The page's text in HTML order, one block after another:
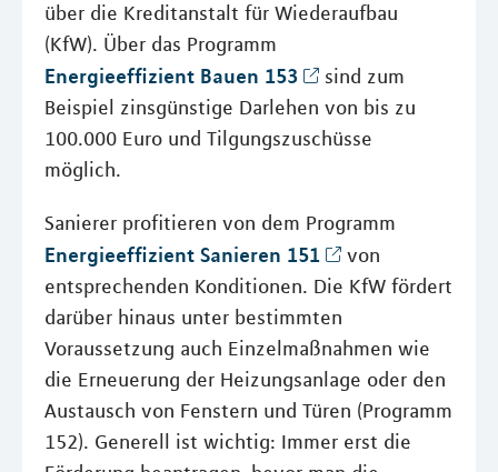
über die Kreditanstalt für Wiederaufbau
(KfW). Über das Programm
Energieeffizient Bauen 153
sind zum
Beispiel zinsgünstige Darlehen von bis zu
100.000 Euro und Tilgungszuschüsse
möglich.
Sanierer profitieren von dem Programm
Energieeffizient Sanieren 151
von
entsprechenden Konditionen. Die KfW fördert
darüber hinaus unter bestimmten
Voraussetzung auch Einzelmaßnahmen wie
die Erneuerung der Heizungsanlage oder den
Austausch von Fenstern und Türen (Programm
152). Generell ist wichtig: Immer erst die